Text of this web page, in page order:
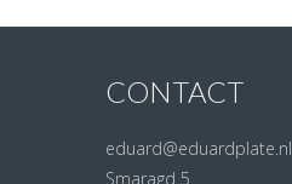
CONTACT
eduard@eduardplate.nl
Smaragd 5